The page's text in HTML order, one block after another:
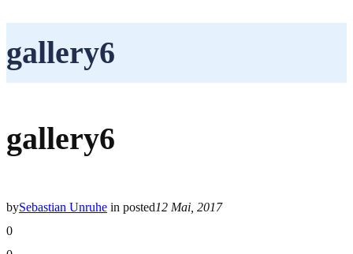
gallery6
gallery6
bySebastian Unruhe in posted12 Mai, 2017
0